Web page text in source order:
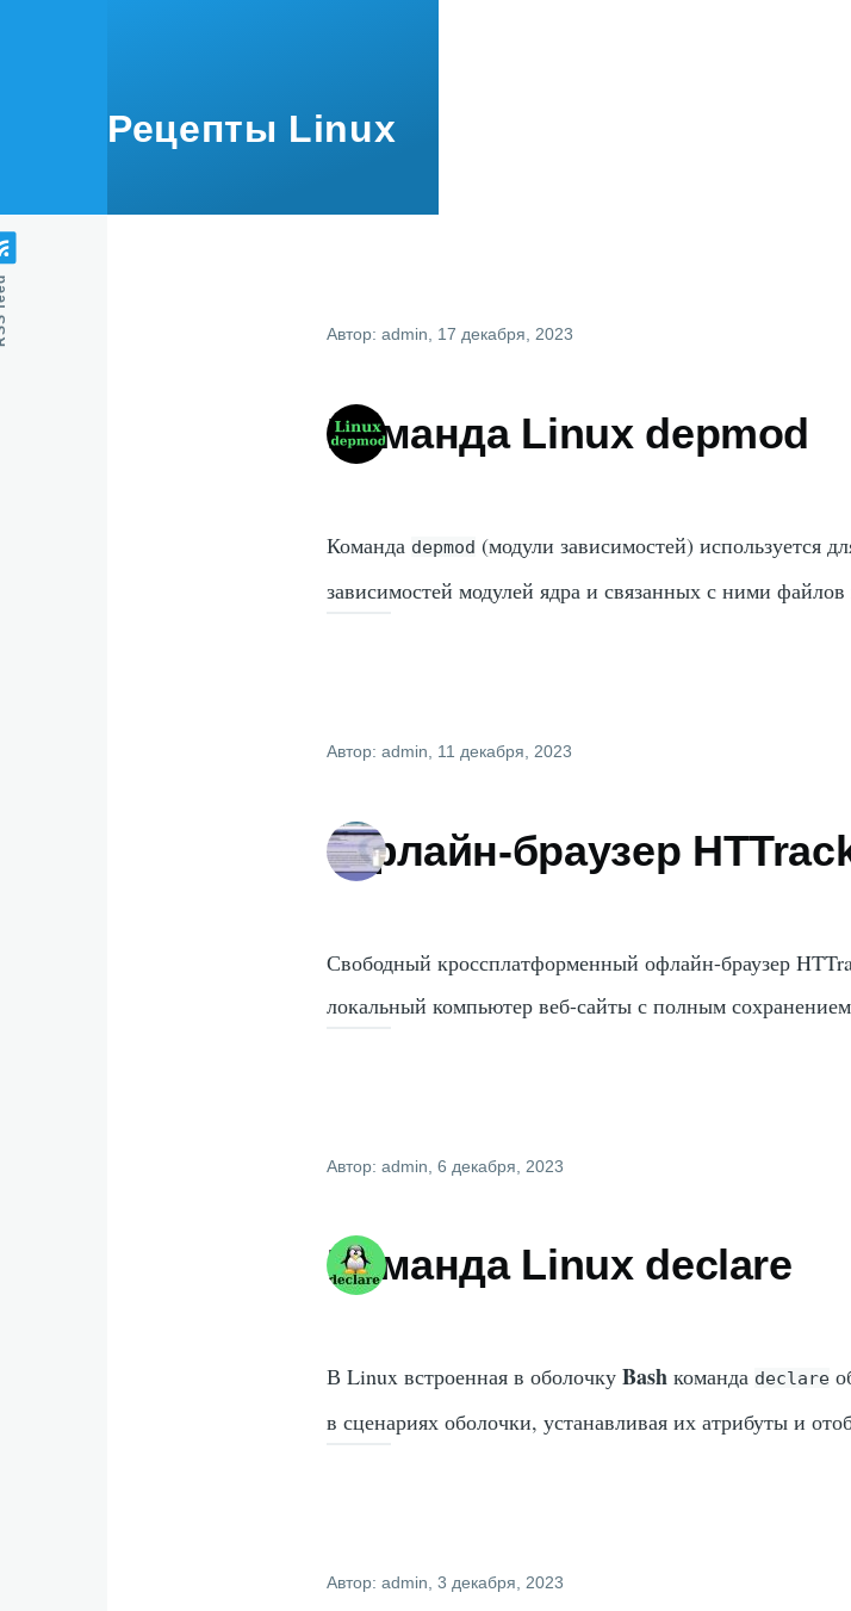
Рецепты Linux
Автор:admin , 17 декабря, 2023
Команда Linux depmod
Команда depmod (модули зависимостей) используется
зависимостей модулей ядра и связанных с ними файлов
Автор:admin , 11 декабря, 2023
Офлайн-браузер
Свободный кроссплатформенный офлайн-браузер
локальный компьютер веб-сайты с полным
Автор:admin , 6 декабря, 2023
Команда Linux declare
В Linux встроенная в оболочкуBash команда declare
в сценариях оболочки, устанавливая их атрибуты и
Автор:admin, 3 декабря, 2023